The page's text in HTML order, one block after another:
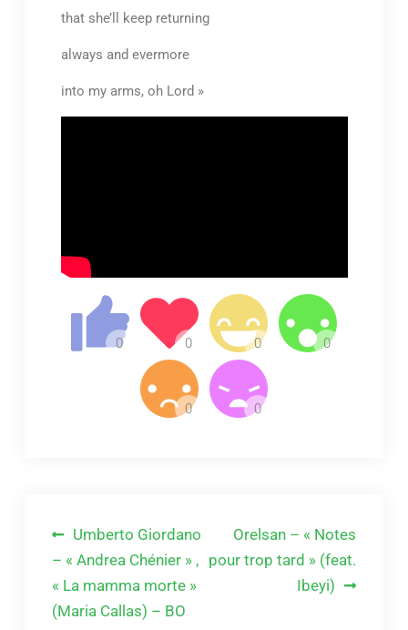
that she’ll keep returning
always and evermore
into my arms, oh Lord »
Navigation
de
l’article
Umberto Giordano
– « Andrea Chénier » ,
« La mamma morte »
(Maria Callas) – BO
Orelsan – « Notes
pour trop tard » (feat.
Ibeyi)